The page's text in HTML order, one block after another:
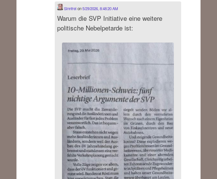
Sinnfreion5/29/2026, 8:48:20 AM
Warum die SVP Initiative eine weitere
politische Nebelpetarde ist: